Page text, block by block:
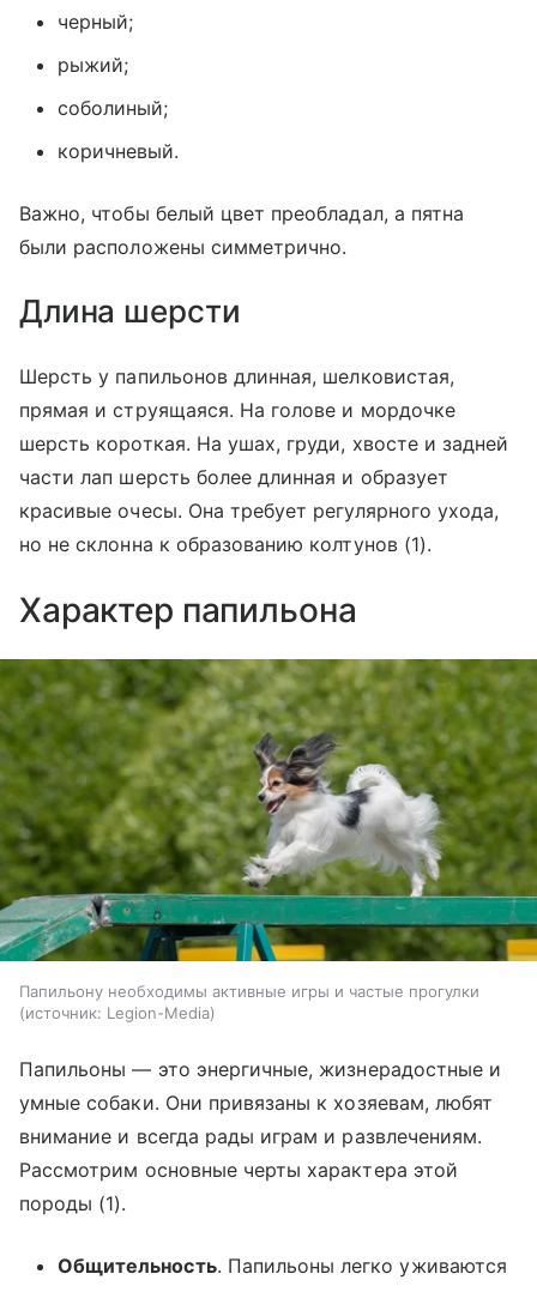
черный;
рыжий;
соболиный;
коричневый.
Важно, чтобы белый цвет преобладал, а пятна
были расположены симметрично.
Длина шерсти
Шерсть у папильонов длинная, шелковистая,
прямая и струящаяся. На голове и мордочке
шерсть короткая. На ушах, груди, хвосте и задней
части лап шерсть более длинная и образует
красивые очесы. Она требует регулярного ухода,
но не склонна к образованию колтунов (1).
Характер папильона
Папильону необходимы активные игры и частые прогулки
источник: Legion-Media
Папильоны — это энергичные, жизнерадостные и
умные собаки. Они привязаны к хозяевам, любят
внимание и всегда рады играм и развлечениям.
Рассмотрим основные черты характера этой
породы (1).
Общительность. Папильоны легко уживаются